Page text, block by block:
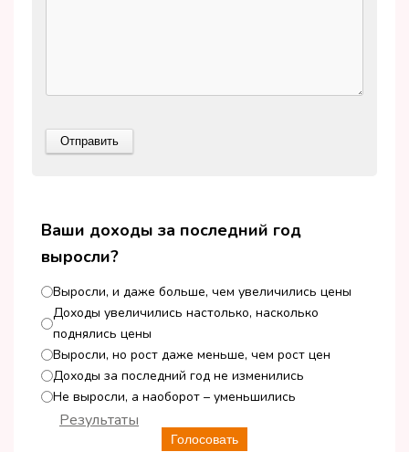
Ваши доходы за последний год
выросли?
Выросли, и даже больше, чем увеличились цены
Доходы увеличились настолько, насколько
поднялись цены
Выросли, но рост даже меньше, чем рост цен
Доходы за последний год не изменились
Не выросли, а наоборот – уменьшились
Голосовать
Результаты